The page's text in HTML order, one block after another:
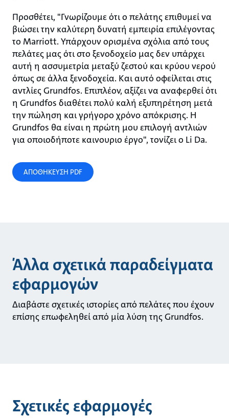
Προσθέτει, "Γνωρίζουμε ότι ο πελάτης επιθυμεί να
βιώσει την καλύτερη δυνατή εμπειρία επιλέγοντας
το Marriott. Υπάρχουν ορισμένα σχόλια από τους
πελάτες μας ότι στο ξενοδοχείο μας δεν υπάρχει
αυτή η ασσυμετρία μεταξύ ζεστού και κρύου νερού
όπως σε άλλα ξενοδοχεία. Και αυτό οφείλεται στις
αντλίες Grundfos. Επιπλέον, αξίζει να αναφερθεί ότι
η Grundfos διαθέτει πολύ καλή εξυπηρέτηση μετά
την πώληση και γρήγορο χρόνο απόκρισης. Η
Grundfos θα είναι η πρώτη μου επιλογή αντλιών
για οποιοδήποτε καινουριο έργο", τονίζει ο Li Da.
ΑΠΟΘΗΚΕΥΣΗ PDF
Άλλα σχετικά παραδείγματα
εφαρμογών
Διαβάστε σχετικές ιστορίες από πελάτες που έχουν
επίσης επωφεληθεί από μία λύση της Grundfos.
Σχετικές εφαρμογές